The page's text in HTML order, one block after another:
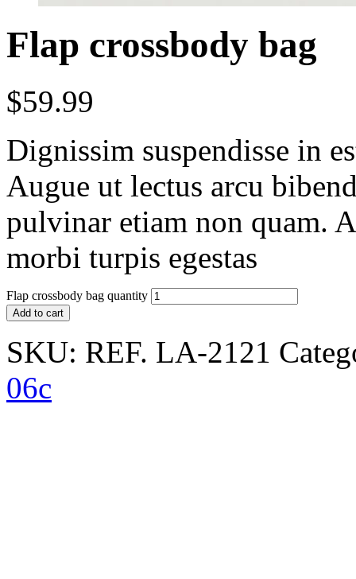
Flap crossbody bag
$59.99
Dignissim suspendisse in
Augue ut lectus arcu
pulvinar etiam non quam.
morbi turpis egestas
Flap crossbody bag quantity
Add to cart
SKU: REF. LA-2121
06c